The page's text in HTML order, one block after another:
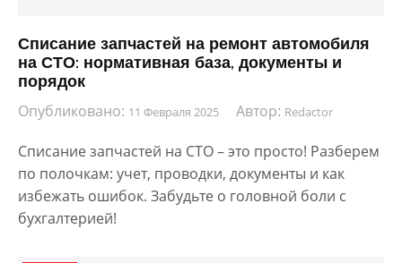
Списание запчастей на ремонт автомобиля
на СТО: нормативная база, документы и
порядок
Опубликовано: 11 Февраля 2025 Автор: Redactor
Списание запчастей на СТО – это просто! Разберем
по полочкам: учет, проводки, документы и как
избежать ошибок. Забудьте о головной боли с
бухгалтерией!